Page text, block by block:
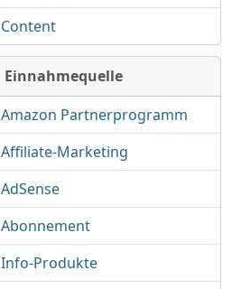
Content
Einnahmequelle
Amazon Partnerprogramm
Affiliate-Marketing
AdSense
Abonnement
Info-Produkte